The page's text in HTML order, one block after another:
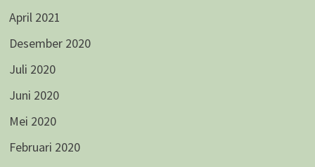
April 2021
Desember 2020
Juli 2020
Juni 2020
Mei 2020
Februari 2020